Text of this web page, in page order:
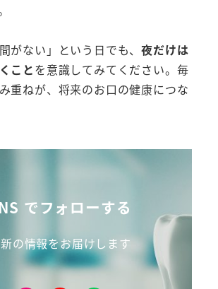
がない」という日でも、夜だけは
ことを意識してみてください。毎
重ねが、将来のお口の健康につな
でフォローする
の情報をお届けします